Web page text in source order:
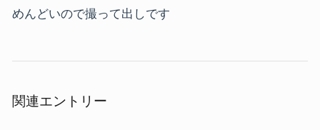
めんどいので撮って出しです
関連エントリー